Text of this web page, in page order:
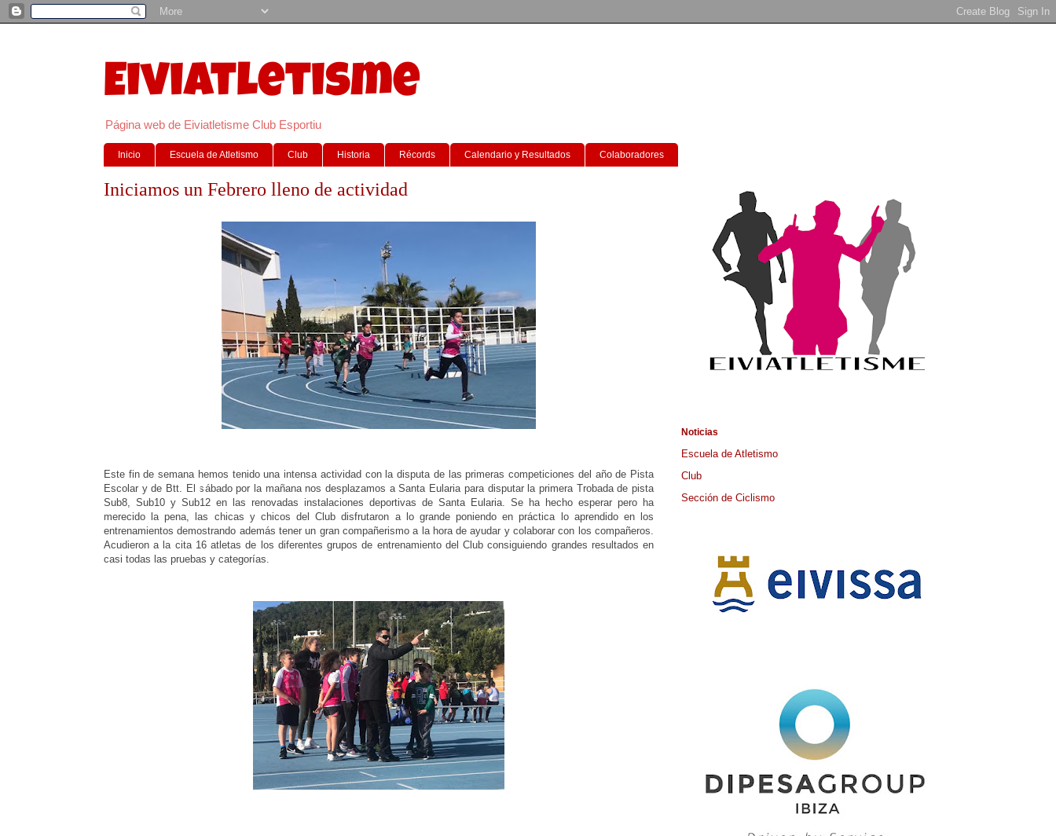
Eiviatletisme
Página web de Eiviatletisme Club Esportiu
Inicio Escuela de Atletismo Club Historia Récords Calendario y Resultados Colaboradores
Iniciamos un Febrero lleno de actividad
Este fin de semana hemos tenido una intensa actividad con la disputa de las primeras competiciones del año de Pista
Escolar y de Btt. El sábado por la mañana nos desplazamos a Santa Eularia para disputar la primera Trobada de pista
Sub8, Sub10 y Sub12 en las renovadas instalaciones deportivas de Santa Eularia. Se ha hecho esperar pero ha
merecido la pena, las chicas y chicos del Club disfrutaron a lo grande poniendo en práctica lo aprendido en los
entrenamientos demostrando además tener un gran compañerismo a la hora de ayudar y colaborar con los compañeros.
Acudieron a la cita 16 atletas de los diferentes grupos de entrenamiento del Club consiguiendo grandes resultados en
casi todas las pruebas y categorías.
Noticias
Escuela de Atletismo
Club
Sección de Ciclismo